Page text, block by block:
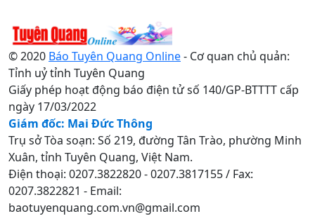
© 2020 Báo Tuyên Quang Online- Cơ quan chủ quản:
Tỉnh uỷ tỉnh Tuyên Quang
Giấy phép hoạt động báo điện tử số 140/GP-BTTTT cấp
ngày 17/03/2022
Giám đốc: Mai Đức Thông
Trụ sở Tòa soạn: Số 219, đường Tân Trào, phường Minh
Xuân, tỉnh Tuyên Quang, Việt Nam.
Điện thoại: 0207.3822820 - 0207.3817155 / Fax:
0207.3822821 - Email:
baotuyenquang.com.vn@gmail.com